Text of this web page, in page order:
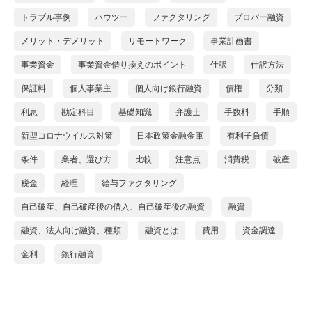
トラブル事例 ハウツー ファクタリング プロパー融資
メリット・デメリット リモートワーク 事業計画書
事業資金 事業資金借り換えのポイント 仕訳 仕訳方法
保証料 個人事業主 個人向け銀行融資 債権 分類
利息 勘定科目 基礎知識 弁護士 手数料 手順
新型コロナウイルス対策 日本政策金融金庫 有利子負債
条件 業者、選び方 比較 注意点 消費税 破産
税金 経理 給与ファクタリング
自己破産、自己破産後の借入、自己破産後の融資 融資
融資、法人向け融資、種類 融資とは 費用 資金調達
金利 銀行融資